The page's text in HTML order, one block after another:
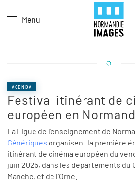
Skip to main content
Menu
AGENDA
Festival itinérant de
européen en
La Ligue de l’enseignement de
Génériques organisent la première
itinérant de cinéma européen du
juin 2025, dans les départements du
Manche, et de l’Orne.
Panneau de gestion des cookies